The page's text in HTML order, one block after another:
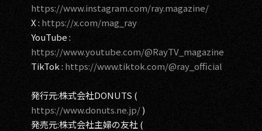
https://www.instagram.com/ray.magazine/
X : https://x.com/mag_ray
YouTube :
https://www.youtube.com/@RayTV_magazine
TikTok : https://www.tiktok.com/@ray_official
発行元:株式会社DONUTS (
https://www.donuts.ne.jp/)
発売元:株式会社主婦の友社 (